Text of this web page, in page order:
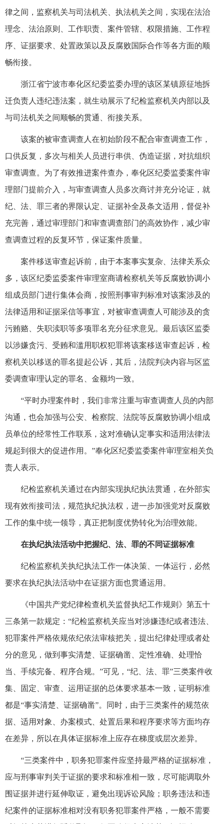
律之间，监察机关与司法机关、执法机关之间，实现在法治
理念、法治原则、工作职责、案件管辖、权限措施、工作程
序、证据要求、处置政策以及反腐败国际合作等各方面的顺
畅衔接。
浙江省宁波市奉化区纪委监委办理的该区某镇原征地拆
迁负责人违纪违法案，就生动展示了纪检监察机关内部以及
与司法机关之间顺畅的贯通、衔接关系。
该案的被审查调查人在初始阶段不配合审查调查工作，
口供反复，多次与相关人员进行串供、伪造证据，对抗组织
审查调查。为了有效推进案件查办，奉化区纪委监委案件审
理部门提前介入，与审查调查人员多次商讨并充分论证，就
纪、法、罪三者的界限认定、证据补全及条文适用，督促补
充完善，通过审理部门和审查调查部门的高效协作，减少审
查调查过程的反复环节，保证案件质量。
案件移送审查起诉前，由于本案事实复杂、法律关系众
多，该区纪委监委案件审理室商请检察机关等反腐败协调小
组成员部门进行集体会商，按照刑事审判标准对该案涉及的
法律适用和证据采信等事宜，对被审查调查人可能涉及的贪
污贿赂、失职渎职等多项罪名充分征求意见。最后该区监委
以涉嫌贪污、受贿和滥用职权犯罪将该案移送审查起诉，检
察机关以移送的罪名提起公诉，其后，法院判决内容与区监
委调查审理认定的罪名、金额均一致。
“平时办理案件时，我们非常注重与审查调查人员的内部
沟通，也会加强与公安、检察院、法院等反腐败协调小组成
员单位的经常性工作联系，这对准确认定事实和适用法律法
规起到很大的促进作用。”奉化区纪委监委案件审理室相关负
责人表示。
纪检监察机关通过在内部实现执纪执法贯通，在外部实
现有效衔接司法，规范执纪执法权，进一步加强党对反腐败
工作的集中统一领导，真正把制度优势转化为治理效能。
在执纪执法活动中把握纪、法、罪的不同证据标准
纪检监察机关执纪执法工作一体决策、一体运行，必然
要求在执纪执法活动中在证据方面也贯通运用。
《中国共产党纪律检查机关监督执纪工作规则》第五十
三条第一款规定：“纪检监察机关应当对涉嫌违纪或者违法、
犯罪案件严格依规依纪依法审核把关，提出纪律处理或者处
分的意见，做到事实清楚、证据确凿、定性准确、处理恰
当、手续完备、程序合规。”可见，“纪、法、罪”三类案件收
集、固定、审查、运用证据的总体要求基本一致，证明标准
都是“事实清楚、证据确凿”。同时，由于三类案件的规范依
据、适用对象、办案模式、处置后果和程序要求等方面均存
在差异，所以在具体证据标准上应存在梯度或层次差异。
“三类案件中，职务犯罪案件应坚持最严格的证据标准，
应与刑事审判关于证据的要求和标准相一致，尽可能调取外
围证据并进行延伸取证，避免出现诉讼风险；职务违法和违
纪案件的证据标准相对没有职务犯罪案件严格，一般不需要